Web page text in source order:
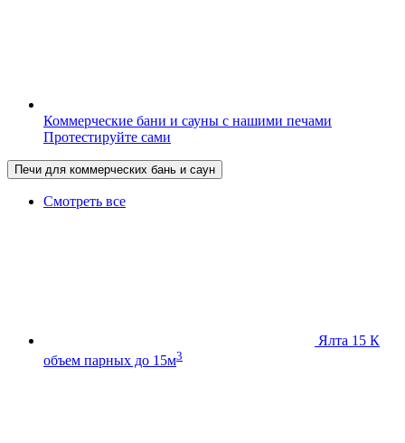
Коммерческие бани и сауны с нашими печами
Протестируйте сами
Печи для коммерческих бань и саун
Смотреть все
Ялта 15 К
объем парных до 15м3